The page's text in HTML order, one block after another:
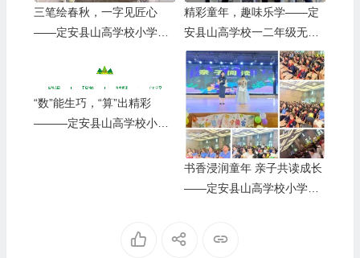
三笔绘春秋，一字见匠心
——定安县山高学校小学部
精彩童年，趣味乐学——定
安县山高学校一二年级无纸
化测评活动
“数”能生巧，“算”出精彩
———定安县山高学校小学
书香浸润童年 亲子共读成长
——定安县山高学校小学部